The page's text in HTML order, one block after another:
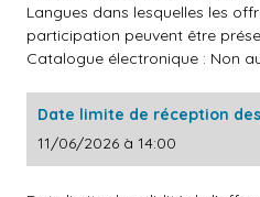
Langues dans lesquelles les
participation peuvent être
Catalogue électronique : Non
Date limite de réception
11/06/2026 à 14:00